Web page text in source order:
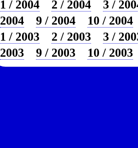
1 / 2004 2 / 2004
3 /
2004
9 / 2004
10 / 2004
1 / 2003
2 / 2003
3 /
2003
9 / 2003 10 / 2003